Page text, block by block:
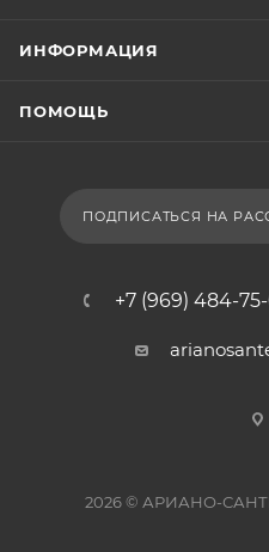
ИНФОРМАЦИЯ
ПОМОЩЬ
ПОДПИСАТЬСЯ НА
+7 (969) 484-
2026 © АРИАНО-